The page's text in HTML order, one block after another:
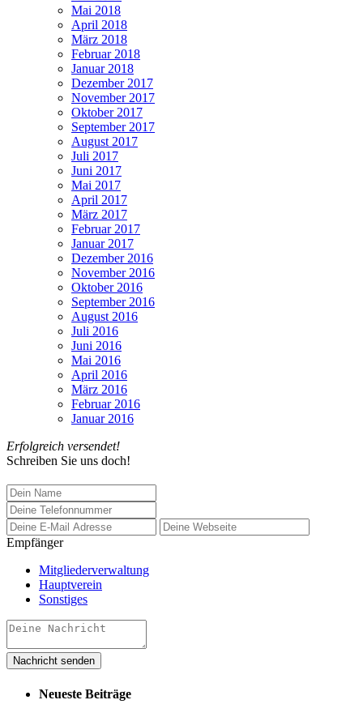
Mai 2018
April 2018
März 2018
Februar 2018
Januar 2018
Dezember 2017
November 2017
Oktober 2017
September 2017
August 2017
Juli 2017
Juni 2017
Mai 2017
April 2017
März 2017
Februar 2017
Januar 2017
Dezember 2016
November 2016
Oktober 2016
September 2016
August 2016
Juli 2016
Juni 2016
Mai 2016
April 2016
März 2016
Februar 2016
Januar 2016
Erfolgreich versendet!
Schreiben Sie uns doch!
Empfänger
Mitgliederverwaltung
Hauptverein
Sonstiges
Neueste Beiträge